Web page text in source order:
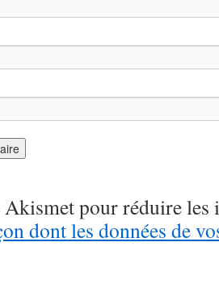
pour réduire les
dont les données de